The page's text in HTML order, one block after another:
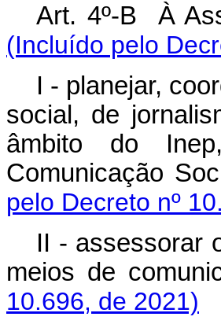
Art. 4º-B À
(Incluído pelo
I - planejar,
social, de
âmbito do
Comunicação
pelo Decreto nº
II - assessorar
meios de
10.696, de 2021)